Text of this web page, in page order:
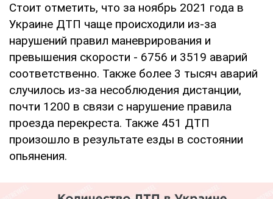
Стоит отметить, что за ноябрь 2021 года в
Украине ДТП чаще происходили из-за
нарушений правил маневрирования и
превышения скорости - 6756 и 3519 аварий
соответственно. Также более 3 тысяч аварий
случилось из-за несоблюдения дистанции,
почти 1200 в связи с нарушение правила
проезда перекреста. Также 451 ДТП
произошло в результате езды в состоянии
опьянения.